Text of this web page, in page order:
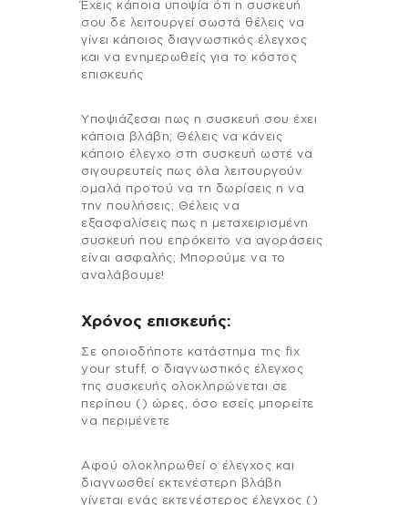
Έχεις κάποια υποψία ότι η συσκευή
σου δε λειτουργεί σωστά θέλεις να
γίνει κάποιος διαγνωστικός έλεγχος
και να ενημερωθείς για το κόστος
επισκευής
Υποψιάζεσαι πως η συσκευή σου έχει
κάποια βλάβη; Θέλεις να κάνεις
κάποιο έλεγχο στη συσκευή ωστέ να
σιγουρευτείς πως όλα λειτουργούν
ομαλά προτού να τη δωρίσεις η να
την πουλήσεις; Θέλεις να
εξασφαλίσεις πως η μεταχειρισμένη
συσκευή που επρόκειτο να αγοράσεις
είναι ασφαλής; Μπορούμε να το
αναλάβουμε!
Χρόνος επισκευής:
Σε οποιοδήποτε κατάστημα της fix
your stuff, ο διαγνωστικός έλεγχος
της συσκευής ολοκληρώνεται σε
περίπου () ώρες, όσο εσείς μπορείτε
να περιμένετε
Αφού ολοκληρωθεί ο έλεγχος και
διαγνωσθεί εκτενέστερη βλάβη
γίνεται ενάς εκτενέστερος έλεγχος ()